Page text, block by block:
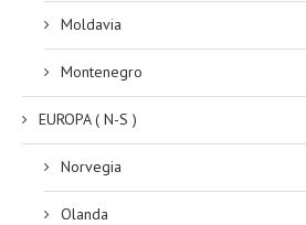
Moldavia
Montenegro
EUROPA ( N-S )
Norvegia
Olanda